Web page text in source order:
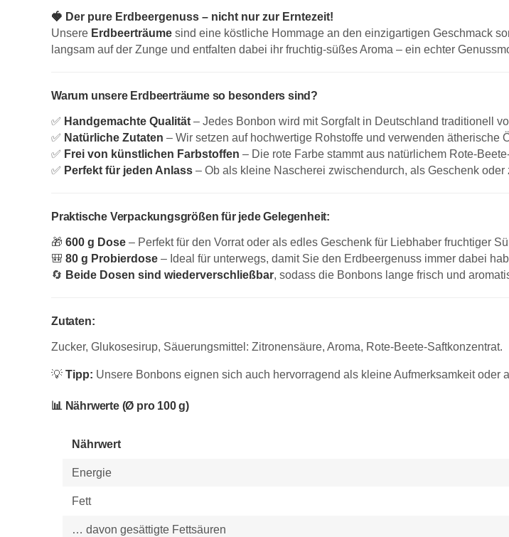
🍓 Der pure Erdbeergenuss – nicht nur zur Erntezeit!
Unsere Erdbeerträume sind eine köstliche Hommage an den einzigartigen Geschmack
langsam auf der Zunge und entfalten dabei ihr fruchtig-süßes Aroma – ein echter
Warum unsere Erdbeerträume so besonders sind?
✅ Handgemachte Qualität – Jedes Bonbon wird mit Sorgfalt in Deutschland traditionell
✅ Natürliche Zutaten – Wir setzen auf hochwertige Rohstoffe und verwenden ätherische
✅ Frei von künstlichen Farbstoffen – Die rote Farbe stammt aus natürlichem Rote-
✅ Perfekt für jeden Anlass – Ob als kleine Nascherei zwischendurch, als Geschenk
Praktische Verpackungsgrößen für jede Gelegenheit:
🎁 600 g Dose – Perfekt für den Vorrat oder als edles Geschenk für Liebhaber fruchtiger
🎒 80 g Probierdose – Ideal für unterwegs, damit Sie den Erdbeergenuss immer dabei
🔄 Beide Dosen sind wiederverschließbar, sodass die Bonbons lange frisch und
Zutaten:
Zucker, Glukosesirup, Säuerungsmittel: Zitronensäure, Aroma, Rote-Beete-Saftkonzentrat.
💡 Tipp: Unsere Bonbons eignen sich auch hervorragend als kleine Aufmerksamkeit oder
📊 Nährwerte (Ø pro 100 g)
Nährwert
Energie
Fett
… davon gesättigte Fettsäuren